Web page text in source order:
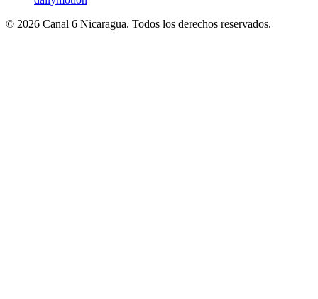
© 2026 Canal 6 Nicaragua. Todos los derechos reservados.